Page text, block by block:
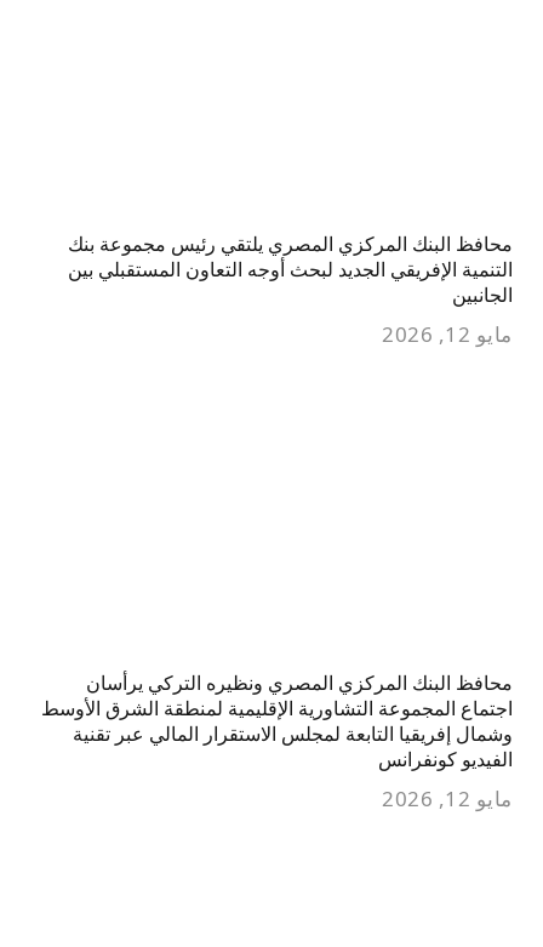
محافظ البنك المركزي المصري يلتقي رئيس مجموعة بنك
التنمية الإفريقي الجديد لبحث أوجه التعاون المستقبلي بين
الجانبين
مايو 12, 2026
محافظ البنك المركزي المصري ونظيره التركي يرأسان
اجتماع المجموعة التشاورية الإقليمية لمنطقة الشرق الأوسط
وشمال إفريقيا التابعة لمجلس الاستقرار المالي عبر تقنية
الفيديو كونفرانس
مايو 12, 2026